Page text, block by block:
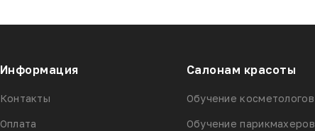
Информация
Контакты
Оплата
Салонам красоты
Обучение косметологов
Обучение парикмахеров